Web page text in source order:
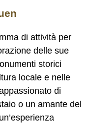
di attività per
delle sue
storici
locale e nelle
di
o un amante del